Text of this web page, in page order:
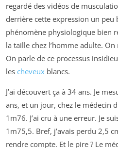
regardé des vidéos de
derrière cette expression un peu
phénomène physiologique bien
la taille chez l’homme adulte.
On parle de ce processus
les cheveux blancs.
J’ai découvert ça à 34 ans. Je
ans, et un jour, chez le médecin
1m76. J’ai cru à une erreur. Je
1m75,5. Bref, j’avais perdu 2,5
rendre compte. Et le pire ? Le